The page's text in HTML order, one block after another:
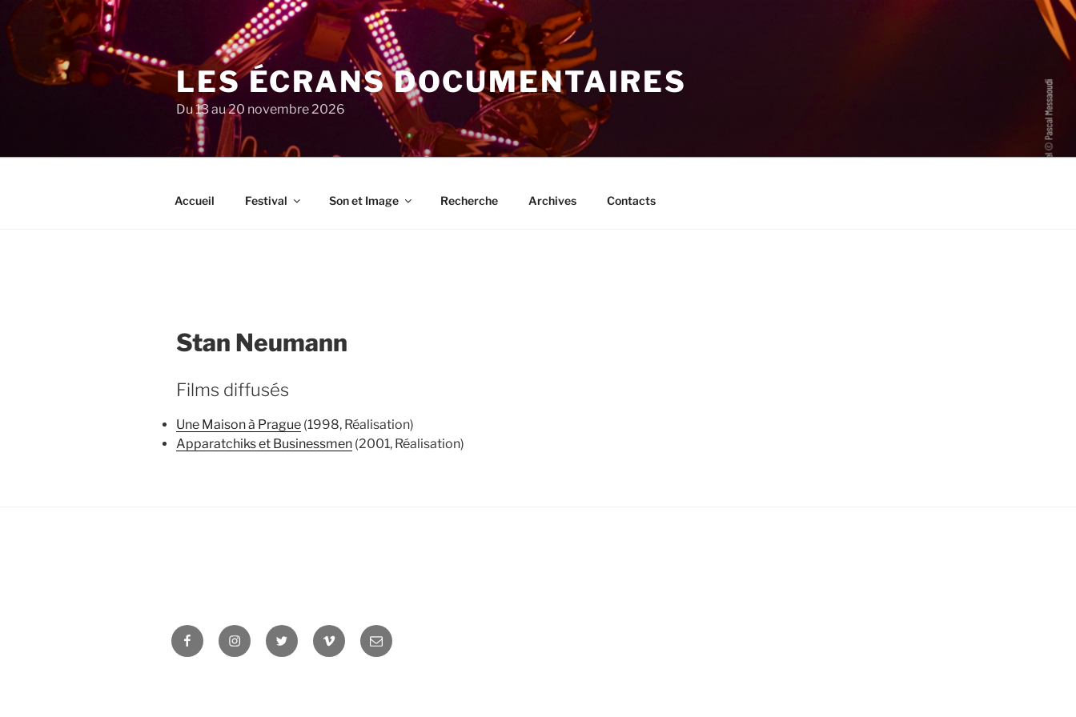
au
contenu
principal
LES ÉCRANS DOCUMENTAIRES
Du 13 au 20 novembre 2026
Accueil Festival Son et Image Recherche Archives Contacts
Stan Neumann
Films diffusés
Une Maison à Prague (1998, Réalisation)
Apparatchiks et Businessmen (2001, Réalisation)
FacebookInstagramTwitter Vimeo Newsletter